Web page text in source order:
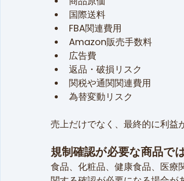
国際送料
FBA関連費用
Amazon販売手数料
広告費
返品・破損リスク
関税や通関関連費用
為替変動リスク
売上だけでなく、最終的に利益
規制確認が必要な商品で
食品、化粧品、健康食品、医療